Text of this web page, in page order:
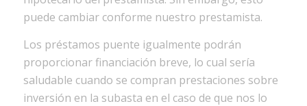
puede cambiar conforme nuestro prestamista.
Los préstamos puente igualmente podrán
proporcionar financiación breve, lo cual serí­a
saludable cuando se compran prestaciones sobre
inversión en la subasta en el caso de que nos lo